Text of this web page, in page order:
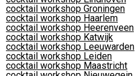
cocktail workshop Groningen
cocktail workshop Haarlem
cocktail workshop Heerenveen
cocktail workshop Katwijk
cocktail workshop Leeuwarden
cocktail workshop Leiden
cocktail workshop Maastricht